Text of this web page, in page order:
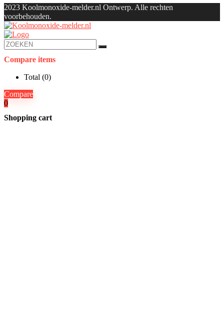
2023 Koolmonoxide-melder.nl Ontwerp. Alle rechten
voorbehouden.
Compare items
Total (0)
Compare
0
Shopping cart